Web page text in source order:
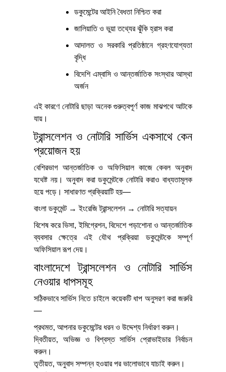
ডকুমেন্টের আইনি বৈধতা নিশ্চিত করা
জালিয়াতি ও ভুয়া তথ্যের ঝুঁকি হ্রাস করা
আদালত ও সরকারি প্রতিষ্ঠানে গ্রহণযোগ্যতা
বৃদ্ধি
বিদেশি এম্বাসি ও আন্তর্জাতিক সংস্থার আস্থা
অর্জন
এই কারণে নোটারি ছাড়া অনেক গুরুত্বপূর্ণ কাজ মাঝপথে আটকে
যায়।
ট্রান্সলেশন ও নোটারি সার্ভিস একসাথে কেন
প্রয়োজন হয়
বেশিরভাগ আন্তর্জাতিক ও অফিসিয়াল কাজে কেবল অনুবাদ
যথেষ্ট নয়। অনুবাদ করা ডকুমেন্টকে নোটারি করাও বাধ্যতামূলক
হয়ে পড়ে। সাধারণত প্রক্রিয়াটি হয়—
বাংলা ডকুমেন্ট → ইংরেজি ট্রান্সলেশন → নোটারি সত্যায়ন
বিশেষ করে ভিসা, ইমিগ্রেশন, বিদেশে পড়াশোনা ও আন্তর্জাতিক
ব্যবসার ক্ষেত্রে এই যৌথ প্রক্রিয়া ডকুমেন্টকে সম্পূর্ণ
অফিসিয়াল রূপ দেয়।
বাংলাদেশে ট্রান্সলেশন ও নোটারি সার্ভিস
নেওয়ার ধাপসমূহ
সঠিকভাবে সার্ভিস নিতে চাইলে কয়েকটি ধাপ অনুসরণ করা জরুরি
—
প্রথমত, আপনার ডকুমেন্টের ধরন ও উদ্দেশ্য নির্ধারণ করুন।
দ্বিতীয়ত, অভিজ্ঞ ও বিশ্বস্ত সার্ভিস প্রোভাইডার নির্বাচন
করুন।
তৃতীয়ত, অনুবাদ সম্পন্ন হওয়ার পর ভালোভাবে যাচাই করুন।